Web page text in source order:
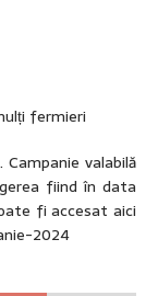
fermieri
valabilă
fiind în data
fi accesat aici
2024